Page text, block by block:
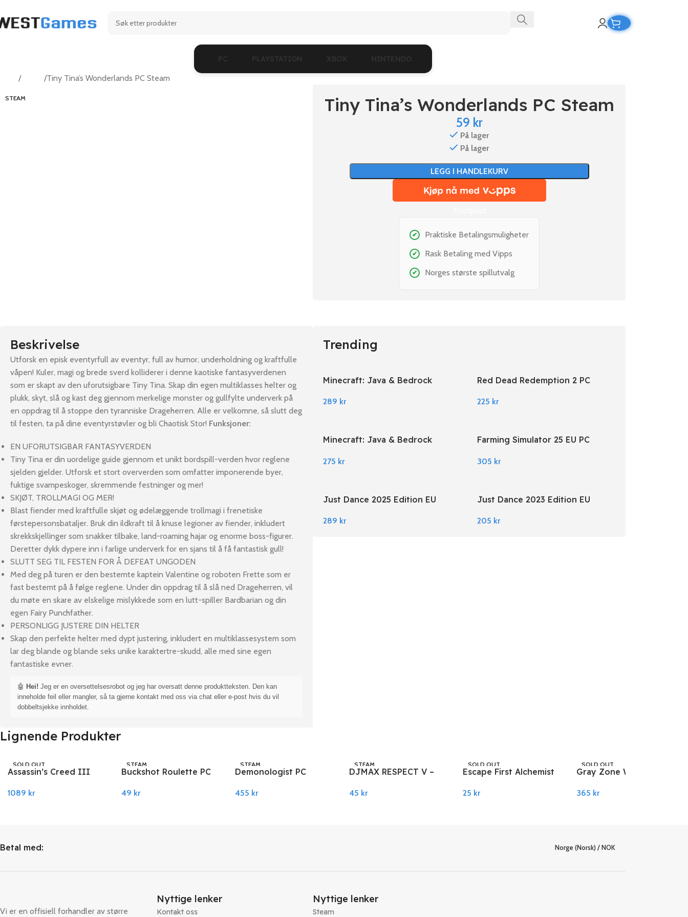
PC PLAYSTATION XBOX NINTENDO
Action Tiny Tina’s Wonderlands PC Steam
STEAM Tiny Tina’s Wonderlands PC Steam
59 kr
På lager
På lager
LEGG I HANDLEKURV
✔ Praktiske Betalingsmuligheter
✔ Rask Betaling med Vipps
✔ Norges største spillutvalg
Beskrivelse
Utforsk en episk eventyrfull av eventyr, full av humor, underholdning og kraftfulle
våpen! Kuler, magi og brede sverd kolliderer i denne kaotiske fantasyverdenen
som er skapt av den uforutsigbare Tiny Tina. Skap din egen multiklasses helter og
plukk, skyt, slå og kast deg gjennom merkelige monster og gullfylte underverk på
en oppdrag til å stoppe den tyranniske Drageherren. Alle er velkomne, så slutt deg
til festen, ta på dine eventyrstøvler og bli Chaotisk Stor! Funksjoner:
EN UFORUTSIGBAR FANTASYVERDEN
Tiny Tina er din uordelige guide gjennom et unikt bordspill-verden hvor reglene
sjelden gjelder. Utforsk et stort oververden som omfatter imponerende byer,
fuktige svampeskoger, skremmende festninger og mer!
SKJØT, TROLLMAGI OG MER!
Blast fiender med kraftfulle skjøt og ødelæggende trollmagi i frenetiske
førstepersonsbataljer. Bruk din ildkraft til å knuse legioner av fiender, inkludert
skrekkskjellinger som snakker tilbake, land-roaming hajar og enorme boss-figurer.
Deretter dykk dypere inn i farlige underverk for en sjans til å få fantastisk gull!
SLUTT SEG TIL FESTEN FOR Å DEFEAT UNGODEN
Med deg på turen er den bestemte kaptein Valentine og roboten Frette som er
fast bestemt på å følge reglene. Under din oppdrag til å slå ned Drageherren, vil
du møte en skare av elskelige mislykkede som en lutt-spiller Bardbarian og din
egen Fairy Punchfather.
PERSONLIGG JUSTERE DIN HELTER
Skap den perfekte helter med dypt justering, inkludert en multiklassesystem som
lar deg blande og blande seks unike karaktertre-skudd, alle med sine egen
fantastiske evner.
🤖 Hei! Jeg er en oversettelsesrobot og jeg har oversatt denne produktteksten. Den kan
inneholde feil eller mangler, så ta gjerne kontakt med oss via chat eller e-post hvis du vil
dobbeltsjekke innholdet.
Trending
Minecraft: Java & Bedrock
289 kr
Red Dead Redemption 2 PC
225 kr
Minecraft: Java & Bedrock
275 kr
Farming Simulator 25 EU PC
305 kr
Just Dance 2025 Edition EU
289 kr
Just Dance 2023 Edition EU
205 kr
Lignende Produkter
SOLD OUT
UBISOFT
Assassin’s Creed III
Connect
1089 kr
STEAM
Buckshot Roulette PC
49 kr
STEAM
Demonologist PC
455 kr
STEAM
DJMAX RESPECT V –
Steam
45 kr
SOLD OUT
STEAM
Escape First Alchemist
25 kr
SOLD OUT
STEAM
Gray Zone Warfare PC
365 kr
Betal med: Norge (Norsk) / NOK
Vi er en offisiell forhandler av større
Nyttige lenker
Kontakt oss
Nyttige lenker
Steam